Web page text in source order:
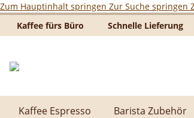
Zum Hauptinhalt springen Zur Suche springen
Kaffee fürs Büro
Schnelle Lieferung
Kaffee Espresso Barista Zubehör